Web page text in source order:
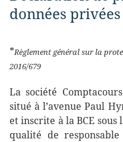
données privées
*Règlement général sur la
2016/679
La société
situé à l’avenue Paul
et inscrite à la BCE sous
qualité de